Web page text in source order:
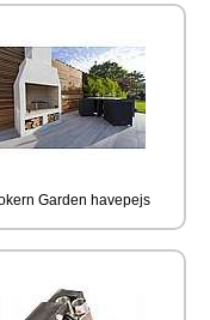
Garden havepejs